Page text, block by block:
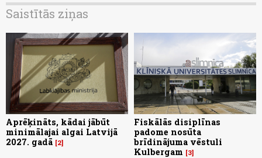
Saistītās ziņas
Aprēķināts, kādai jābūt
minimālajai algai Latvijā
2027. gadā 2
Fiskālās disiplīnas
padome nosūta
brīdinājuma vēstuli
Kulbergam
3